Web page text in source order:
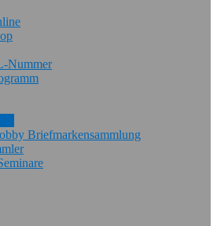
Nummer
Briefmarkensammlung